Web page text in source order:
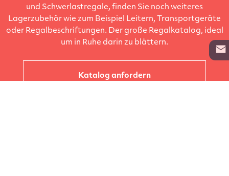
und Schwerlastregale, finden Sie noch weiteres
Lagerzubehör wie zum Beispiel Leitern, Transportgeräte
oder Regalbeschriftungen. Der große Regalkatalog, ideal
um in Ruhe darin zu blättern.
Katalog anfordern